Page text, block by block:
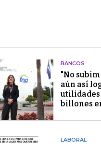
BANCOS
"No
aún así
utilidades
billones
LABORAL